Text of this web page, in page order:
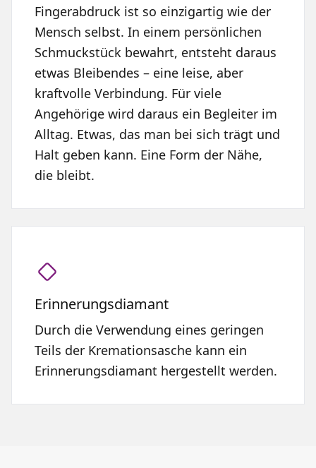
Fingerabdruck ist so einzigartig wie der
Mensch selbst. In einem persönlichen
Schmuckstück bewahrt, entsteht daraus
etwas Bleibendes – eine leise, aber
kraftvolle Verbindung. Für viele
Angehörige wird daraus ein Begleiter im
Alltag. Etwas, das man bei sich trägt und
Halt geben kann. Eine Form der Nähe,
die bleibt.
Erinnerungsdiamant
Durch die Verwendung eines geringen
Teils der Kremationsasche kann ein
Erinnerungsdiamant hergestellt werden.